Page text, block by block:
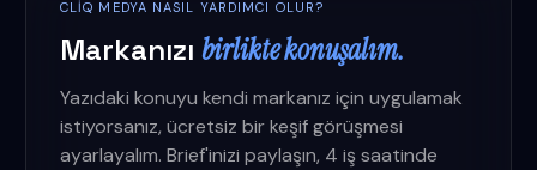
CLIQ MEDYA NASIL YARDIMCI OLUR?
Markanızı birlikte konuşalım.
Yazıdaki konuyu kendi markanız için uygulamak
istiyorsanız, ücretsiz bir keşif görüşmesi
ayarlayalım. Brief'inizi paylaşın, 4 iş saatinde